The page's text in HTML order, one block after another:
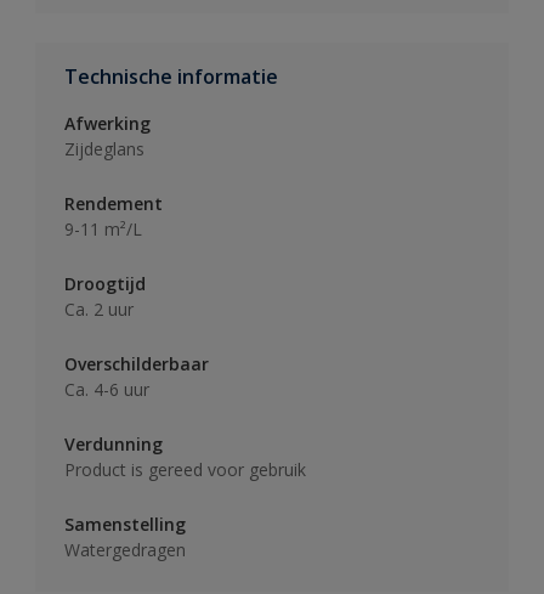
Technische informatie
Afwerking
Zijdeglans
Rendement
9-11 m²/L
Droogtijd
Ca. 2 uur
Overschilderbaar
Ca. 4-6 uur
Verdunning
Product is gereed voor gebruik
Samenstelling
Watergedragen